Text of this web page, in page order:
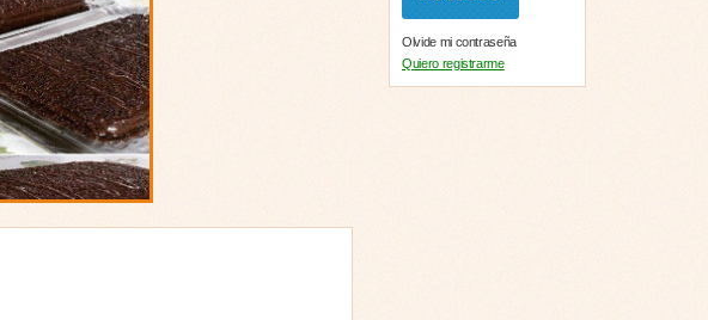
Olvide mi contraseña
Quiero registrarme